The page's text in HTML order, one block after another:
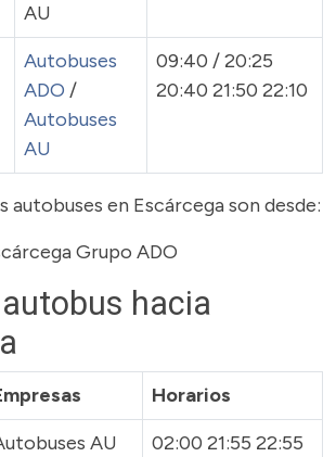
AU
Autobuses
ADO /
Autobuses
AU
09:40 / 20:25
20:40 21:50 22:10
autobuses en Escárcega son desde:
Grupo ADO
hacia
Horarios
AU
02:00 21:55 22:55